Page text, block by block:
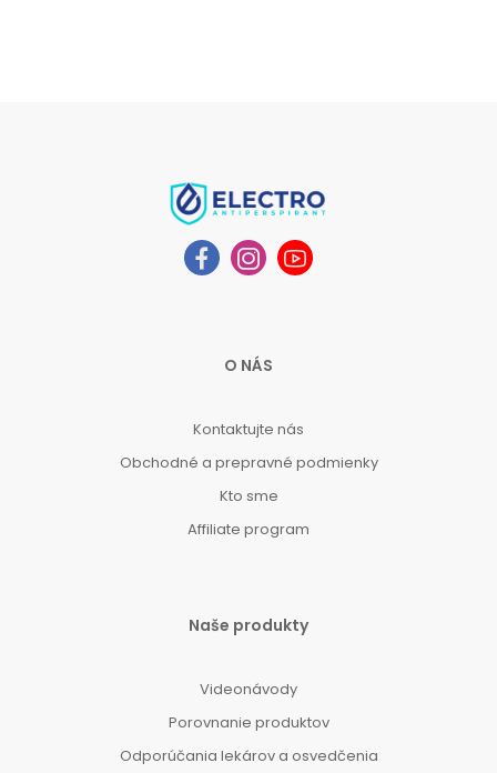
O NÁS
Kontaktujte nás
Obchodné a prepravné podmienky
Kto sme
Affiliate program
Naše produkty
Videonávody
Porovnanie produktov
Odporúčania lekárov a osvedčenia